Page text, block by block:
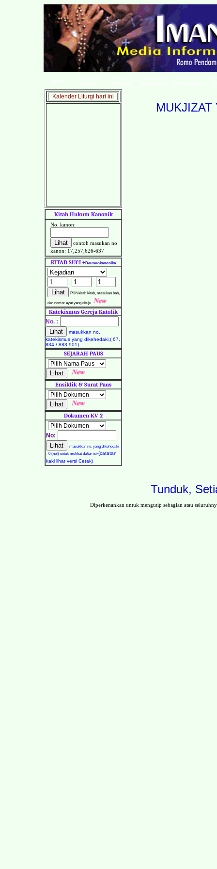
Kalender Liturgi hari ini
Kitab Hukum Kanonik
No. kanon:
contoh masukan no
kanon: 17,257,626-637
KITAB SUCI +Deuterokanonika
: -
Pilih kitab kitab, masukan bab,
dan nomor ayat yang dituju
Katekismus Gereja Katolik
No. :
masukkan no.
katekismus yang dikehedaki,( 67,
834 / 883-901)
SEJARAH PAUS
Ensiklik & Surat Paus
Dokumen KV 2
No:
masukkan no. yang dikehedaki
- 0 (nol) untuk melihat daftar isi-(catatan
kaki lihat versi Cetak)
MUKJIZAT
Tunduk,
Diperkenankan untuk mengutip sebagian atau